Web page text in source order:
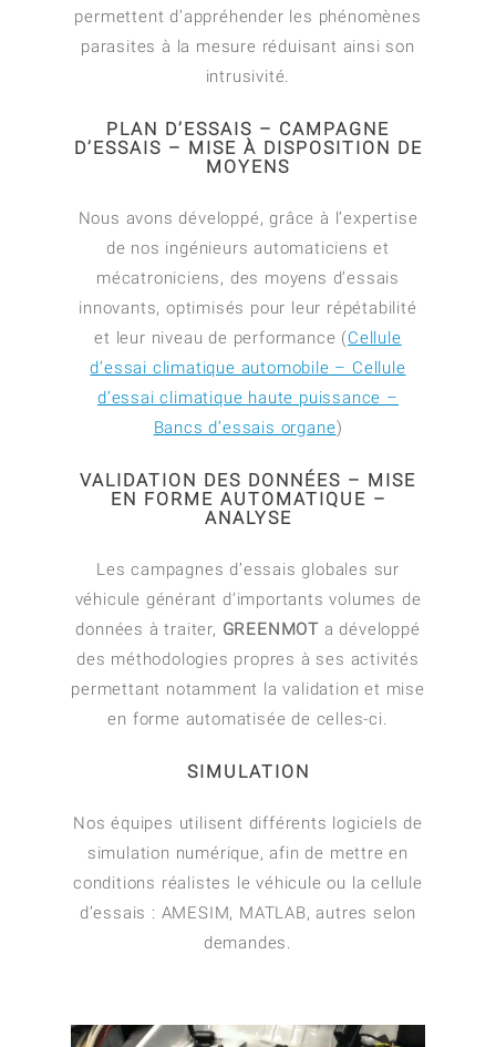
permettent d’appréhender les phénomènes
parasites à la mesure réduisant ainsi son
intrusivité.
PLAN D’ESSAIS – CAMPAGNE
D’ESSAIS – MISE À DISPOSITION DE
MOYENS
Nous avons développé, grâce à l’expertise
de nos ingénieurs automaticiens et
mécatroniciens, des moyens d’essais
innovants, optimisés pour leur répétabilité
et leur niveau de performance (Cellule
d’essai climatique automobile – Cellule
d’essai climatique haute puissance –
Bancs d’essais organe)
VALIDATION DES DONNÉES – MISE
EN FORME AUTOMATIQUE –
ANALYSE
Les campagnes d’essais globales sur
véhicule générant d’importants volumes de
données à traiter, GREENMOT a développé
des méthodologies propres à ses activités
permettant notamment la validation et mise
en forme automatisée de celles-ci.
SIMULATION
Nos équipes utilisent différents logiciels de
simulation numérique, afin de mettre en
conditions réalistes le véhicule ou la cellule
d’essais : AMESIM, MATLAB, autres selon
demandes.